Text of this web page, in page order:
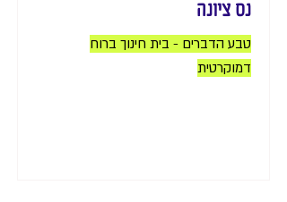
נס ציונה
טבע הדברים - בית חינוך ברוח
דמוקרטית